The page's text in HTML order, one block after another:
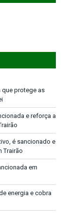
que protege as
e reforça a
é sancionado e
Trairão
em
energia e cobra